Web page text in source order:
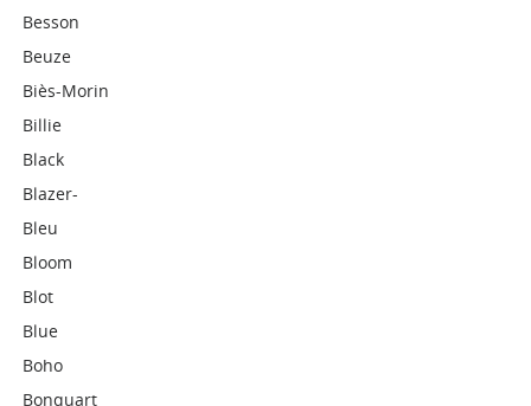
Besson
Beuze
Biès-Morin
Billie
Black
Blazer-
Bleu
Bloom
Blot
Blue
Boho
Bonquart